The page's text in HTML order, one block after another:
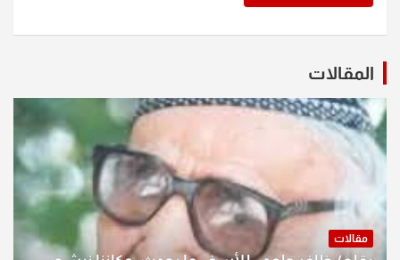
المقالات
مقالات